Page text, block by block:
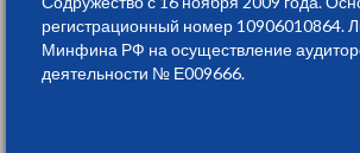
регистрационный номер 10906010864.
Минфина РФ на осуществление
деятельности № Е009666.